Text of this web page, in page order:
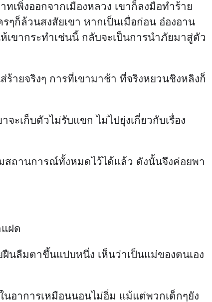
เพิ่งออกจากเมืองหลวง เขาก็ลงมือทำร้าย
ๆก็ล้วนสงสัยเขา หากเป็นเมื่อก่อน อ๋องอาน
ขากระทำเช่นนี้ กลับจะเป็นการนำภัยมาสู่ตัว
ายจริงๆ การที่เขามาช้า ที่จริงหยวนชิงหลิงก็
เก็บตัวไม่รับแขก ไม่ไปยุ่งเกี่ยวกับเรื่อง
สถานการณ์ทั้งหมดไว้ได้แล้ว ดังนั้นจึงค่อยพา
ฝด